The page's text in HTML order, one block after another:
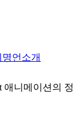
명언 소개
애니메이션의 정